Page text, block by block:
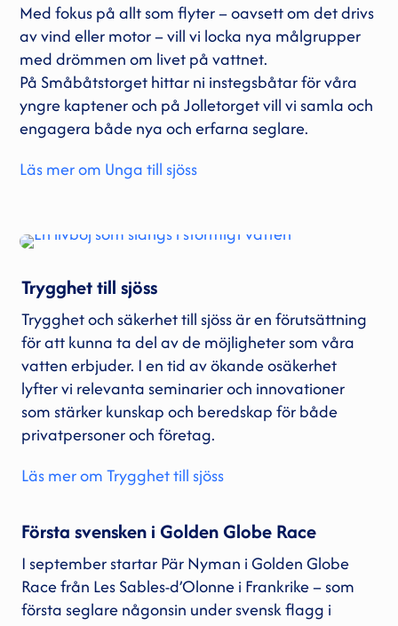
Med fokus på allt som flyter – oavsett om det drivs
av vind eller motor – vill vi locka nya målgrupper
med drömmen om livet på vattnet.
På Småbåtstorget hittar ni instegsbåtar för våra
yngre kaptener och på Jolletorget vill vi samla och
engagera både nya och erfarna seglare.
Läs mer om Unga till sjöss
Trygghet till sjöss
Trygghet och säkerhet till sjöss är en förutsättning
för att kunna ta del av de möjligheter som våra
vatten erbjuder. I en tid av ökande osäkerhet
lyfter vi relevanta seminarier och innovationer
som stärker kunskap och beredskap för både
privatpersoner och företag.
Läs mer om Trygghet till sjöss
Första svensken i Golden Globe Race
I september startar Pär Nyman i Golden Globe
Race från Les Sables-d’Olonne i Frankrike – som
första seglare någonsin under svensk flagg i